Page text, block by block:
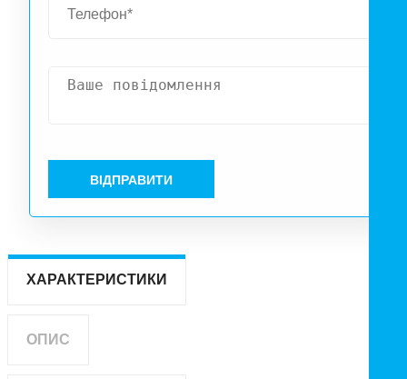
ВІДПРАВИТИ
ХАРАКТЕРИСТИКИ
ОПИС